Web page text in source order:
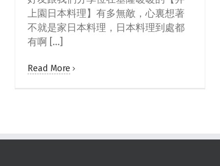
上園日本料理】有多無敵，心裏想著
不就是家日本料理，日本料理到處都
有啊 [...]
Read More